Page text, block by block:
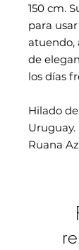
150 cm.
para
atuendo,
de
los días
Hilado
Uruguay.
Ruana